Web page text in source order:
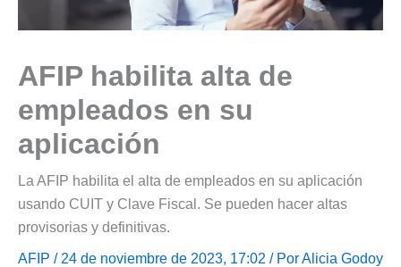
AFIP habilita alta de
empleados en su
aplicación
La AFIP habilita el alta de empleados en su aplicación
usando CUIT y Clave Fiscal. Se pueden hacer altas
provisorias y definitivas.
AFIP / 24 de noviembre de 2023, 17:02 / PorAlicia Godoy